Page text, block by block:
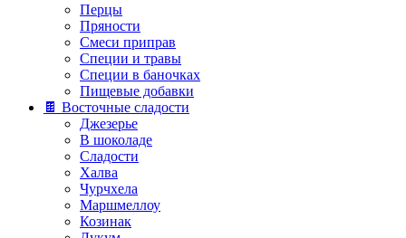
Перцы
Пряности
Смеси приправ
Специи и травы
Специи в баночках
Пищевые добавки
🍫 Восточные сладости
Джезерье
В шоколаде
Сладости
Халва
Чурчхела
Маршмеллоу
Козинак